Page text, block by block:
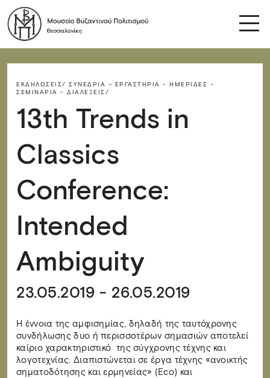
ΕΚΔΗΛΏΣΕΙΣ/ ΣΥΝΈΔΡΙΑ – ΕΡΓΑΣΤΉΡΙΑ - ΗΜΕΡΊΔΕΣ -
ΣΕΜΙΝΆΡΙΑ - ΔΙΑΛΈΞΕΙΣ/
13th Trends in
Classics
Conference:
Intended
Ambiguity
23.05.2019 - 26.05.2019
Η έννοια της αμφισημίας, δηλαδή της ταυτόχρονης
συνδήλωσης δυο ή περισσοτέρων σημασιών αποτελεί
καίριο χαρακτηριστικό της σύγχρονης τέχνης και
λογοτεχνίας. Διαπιστώνεται σε έργα τέχνης «ανοικτής
σηματοδότησης και ερμηνείας» (Eco) και